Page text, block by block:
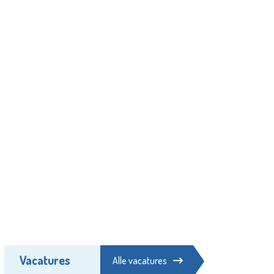
Vacatures Alle vacatures